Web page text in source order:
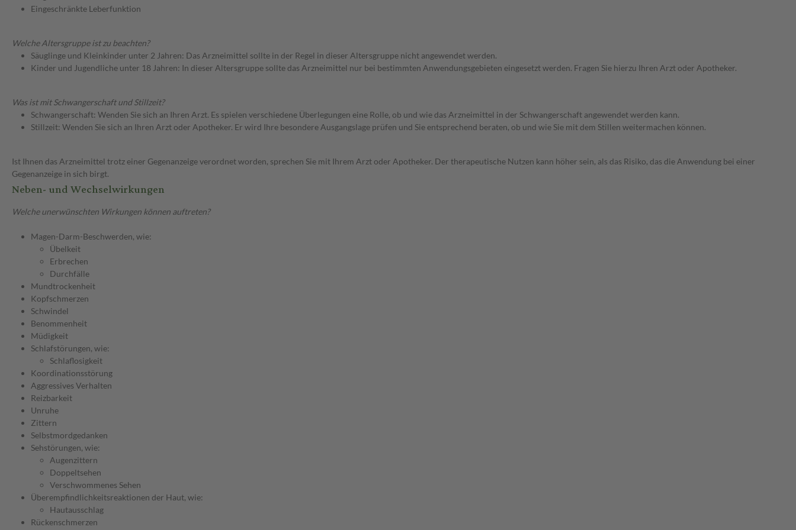
Eingeschränkte Leberfunktion
Welche Altersgruppe ist zu beachten?
Säuglinge und Kleinkinder unter 2 Jahren: Das Arzneimittel sollte in der Regel in dieser Altersgruppe nicht angewendet werden.
Kinder und Jugendliche unter 18 Jahren: In dieser Altersgruppe sollte das Arzneimittel nur bei bestimmten Anwendungsgebieten eingesetzt werden. Fragen Sie hierzu Ihren Arzt oder Apotheker.
Was ist mit Schwangerschaft und Stillzeit?
Schwangerschaft: Wenden Sie sich an Ihren Arzt. Es spielen verschiedene Überlegungen eine Rolle, ob und wie das Arzneimittel in der Schwangerschaft angewendet werden kann.
Stillzeit: Wenden Sie sich an Ihren Arzt oder Apotheker. Er wird Ihre besondere Ausgangslage prüfen und Sie entsprechend beraten, ob und wie Sie mit dem Stillen weitermachen können.
Ist Ihnen das Arzneimittel trotz einer Gegenanzeige verordnet worden, sprechen Sie mit Ihrem Arzt oder Apotheker. Der therapeutische Nutzen kann höher sein, als das Risiko, das die Anwendung bei einer
Gegenanzeige in sich birgt.
Neben- und Wechselwirkungen
Welche unerwünschten Wirkungen können auftreten?
Magen-Darm-Beschwerden, wie:
Übelkeit
Erbrechen
Durchfälle
Mundtrockenheit
Kopfschmerzen
Schwindel
Benommenheit
Müdigkeit
Schlafstörungen, wie:
Schlaflosigkeit
Koordinationsstörung
Aggressives Verhalten
Reizbarkeit
Unruhe
Zittern
Selbstmordgedanken
Sehstörungen, wie:
Augenzittern
Doppeltsehen
Verschwommenes Sehen
Überempfindlichkeitsreaktionen der Haut, wie:
Hautausschlag
Rückenschmerzen